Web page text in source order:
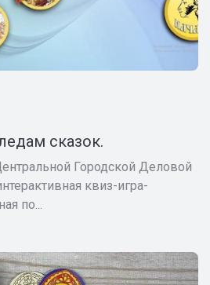
сказок.
Городской Деловой
квиз-игра-
по...